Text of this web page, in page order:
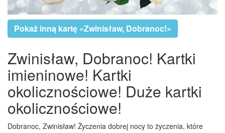
Pokaż inną kartę «Zwinisław, Dobranoc!»
Zwinisław, Dobranoc! Kartki
imieninowe! Kartki
okolicznościowe! Duże kartki
okolicznościowe!
Dobranoc, Zwinisław! Życzenia dobrej nocy to życzenia, które